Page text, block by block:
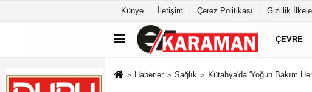
Künye İletişim Çerez Politikası Gizlilik
ÇEVRE
Haberler Sağlık Kütahya'da 'Yoğun Bakım